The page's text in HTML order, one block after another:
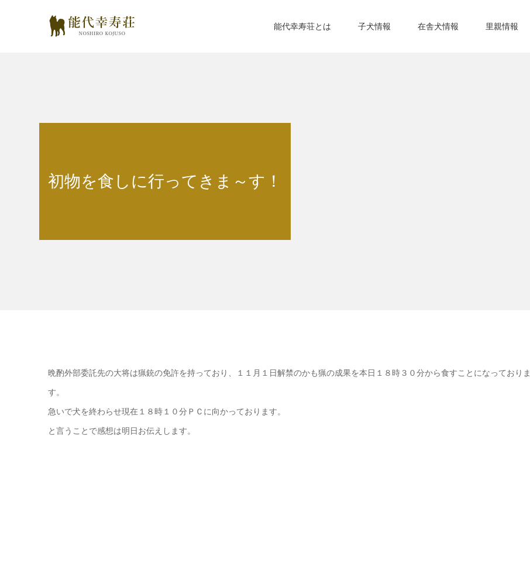
能代幸寿荘とは 子犬情報 在舎犬情報 里親情報
初物を食しに行ってきま～す！
晩酌外部委託先の大将は猟銃の免許を持っており、１１月１日解禁のかも猟の成果を本日１８時３０分から食すことになっておりま
す。
急いで犬を終わらせ現在１８時１０分ＰＣに向かっております。
と言うことで感想は明日お伝えします。